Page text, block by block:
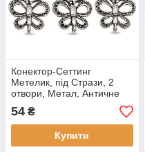
Конектор-Сеттинг
Метелик, під Стрази, 2
отвори, Метал, Античне
Срібло, 24х25х4мм, Отвір
2 мм, (5 шт.)
54 ₴
Купити